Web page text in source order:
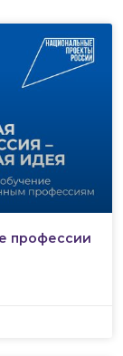
профессии